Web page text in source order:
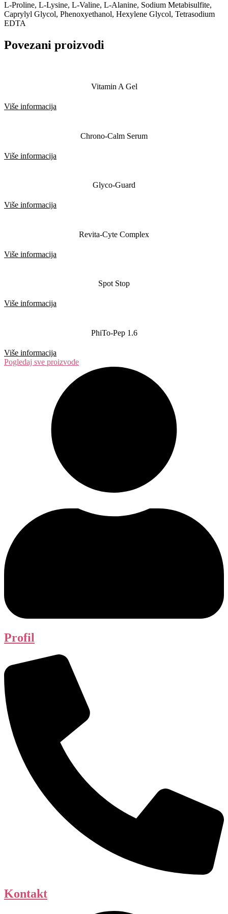
L-Proline, L-Lysine, L-Valine, L-Alanine, Sodium Metabisulfite,
Caprylyl Glycol, Phenoxyethanol, Hexylene Glycol, Tetrasodium
EDTA
Povezani proizvodi
Vitamin A Gel
Više informacija
Chrono-Calm Serum
Više informacija
Glyco-Guard
Više informacija
Revita-Cyte Complex
Više informacija
Spot Stop
Više informacija
PhiTo-Pep 1.6
Više informacija
Pogledaj sve proizvode
Profil
Kontakt